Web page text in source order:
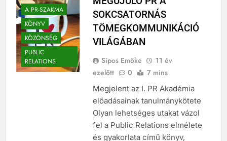
A PR-SZAKMA
KÖNYV
KÖZÖNSÉG
PUBLIC
RELATIONS
MEGÚJULÓ PR A
SOKCSATORNÁS
TÖMEGKOMMUNIKÁCIÓ
Sipos Emőke
11 év
Megjelent az I. PR Akadémia
előadásainak tanulmánykötete
Olyan lehetséges utakat vázol
fel a Public Relations elmélete